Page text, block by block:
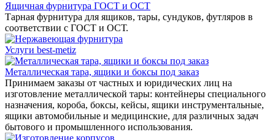
Ящичная фурнитура ГОСТ и ОСТ
Тарная фурнитура для ящиков, тары, сундуков, футляров в
соответствии с ГОСТ и ОСТ.
Услуги best-metiz
Металлическая тара, ящики и боксы под заказ
Принимаем заказы от частных и юридических лиц на
изготовление металлической тары: контейнеры специального
назначения, короба, боксы, кейсы, ящики инструментальные,
ящики автомобильные и медицинские, для различных задач
бытового и промышленного использования.